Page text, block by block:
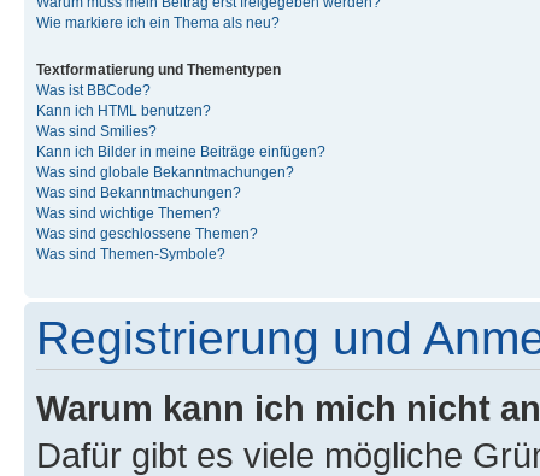
Wie markiere ich ein Thema als neu?
Textformatierung und Thementypen
Was ist BBCode?
Kann ich HTML benutzen?
Was sind Smilies?
Kann ich Bilder in meine Beiträge einfügen?
Was sind globale Bekanntmachungen?
Was sind Bekanntmachungen?
Was sind wichtige Themen?
Was sind geschlossene Themen?
Was sind Themen-Symbole?
Registrierung und
Warum kann ich mich nicht
Dafür gibt es viele mögliche